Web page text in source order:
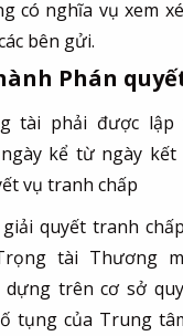
có nghĩa vụ xem
bên gửi.
Phán
tài phải được
kể từ ngày
vụ tranh chấp
quyết tranh
tài Thương
dựng trên cơ sở
tụng của Trung